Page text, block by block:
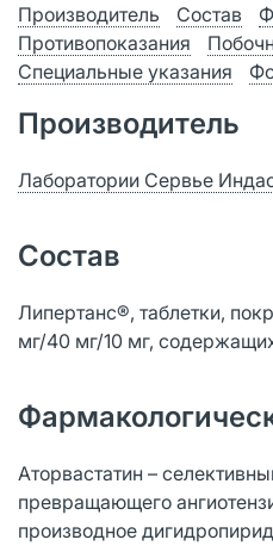
Производитель Состав
Противопоказания
Специальные указания
Производитель
Лаборатории Сервье
Состав
Липертанс®, таблетки,
мг/40 мг/10 мг,
Аторвастатин –
превращающего
производное